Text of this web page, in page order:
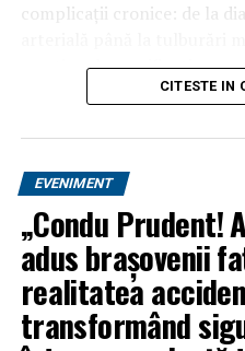
complicații cronice: de la
emoțional semnificativ.
importante companii de
dezvăluie că 79% dintre
obezitate consideră că
prin alegeri personale” –
țările studiate și cu mult
Această cifră subliniază
de stilul de viață, există o
procesul de slăbire dificil
CITESTE IN
EVENIMENT
„Condu Prudent!
adus brașovenii
realitatea
transformând